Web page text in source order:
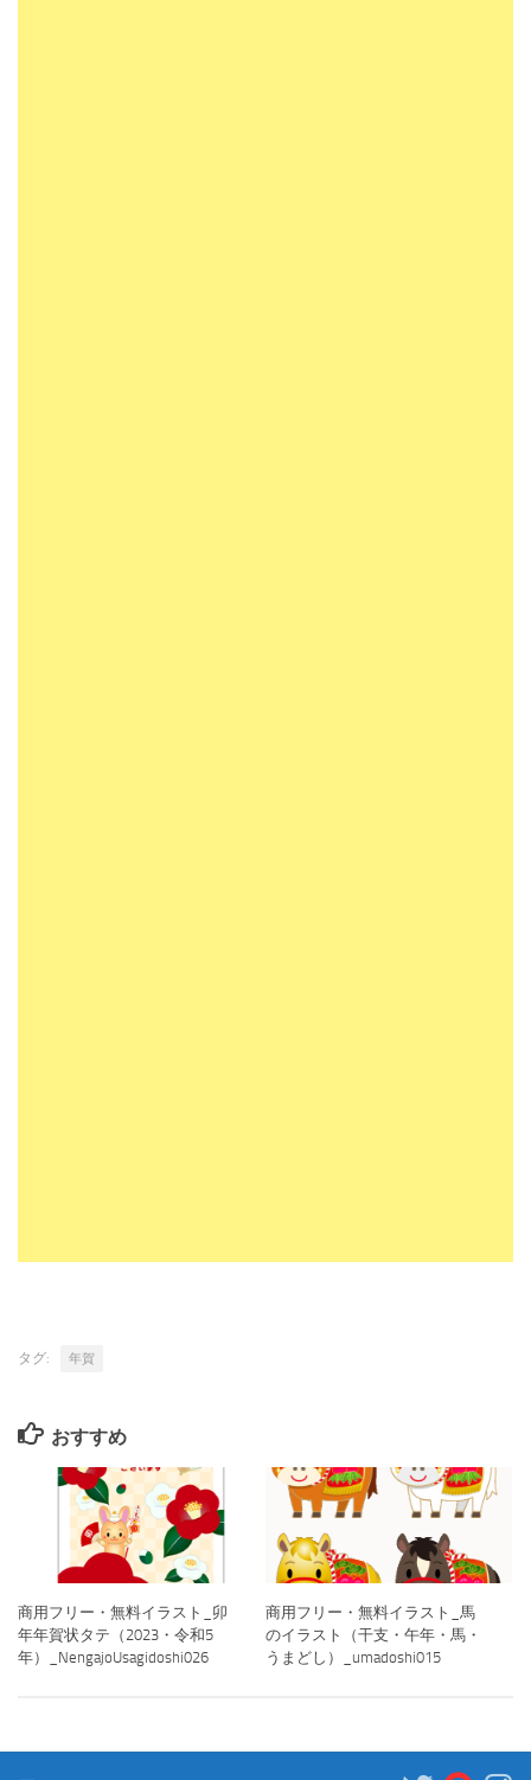
タグ: 年賀
おすすめ
商用フリー・無料イラスト_卯
年年賀状タテ（2023・令和5
年）_NengajoUsagidoshi026
商用フリー・無料イラスト_馬
のイラスト（干支・午年・馬・
うまどし）_umadoshi015